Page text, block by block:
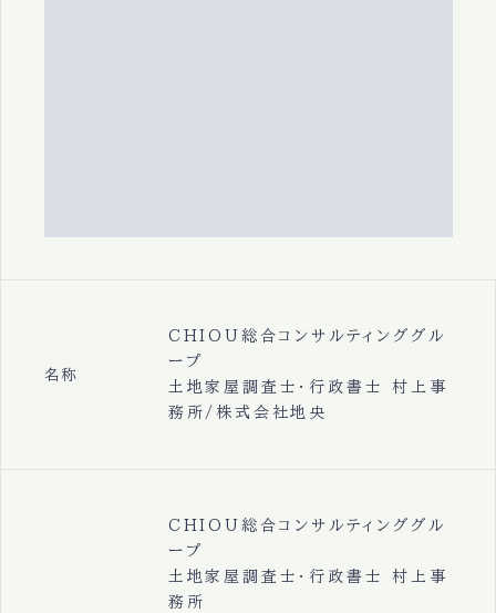
名称
CHIOU総合コンサルティンググル
ープ
土地家屋調査士・行政書士 村上事
務所/株式会社地央
CHIOU総合コンサルティンググル
ープ
土地家屋調査士・行政書士 村上事
務所